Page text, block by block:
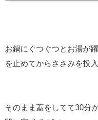
お鍋にぐつぐつとお湯が
を止めてからささみを投入
そのまま蓋をしてて30分